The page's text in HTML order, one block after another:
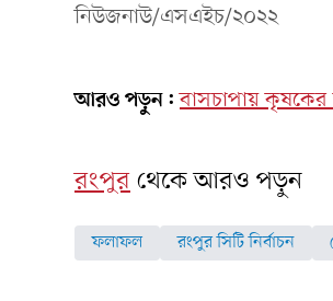
নিউজনাউ/এসএইচ/২০২২
আরও পড়ুন: বাসচাপায়
রংপুরথেকে আরও পড়ুন
ফলাফল রংপুর সিটি নির্বাচন